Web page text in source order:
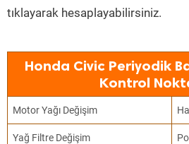
tıklayarak hesaplayabilirsiniz.
Honda Civic Periyodik
Kontrol
Motor Yağı Değişim
Yağ Filtre Değişim